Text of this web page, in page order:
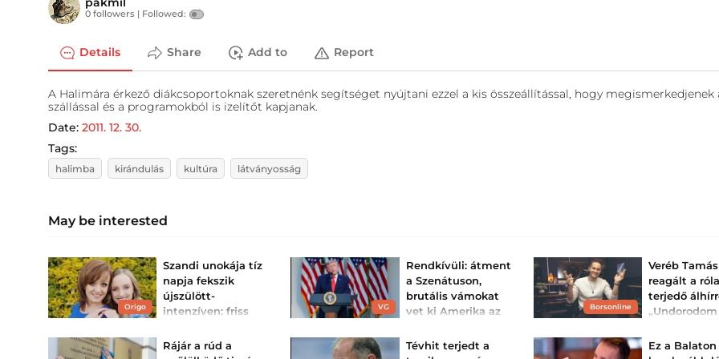
0 followers | Followed:
Details Share Add to Report
A Halimára érkező diákcsoportoknak szeretnénk segítséget nyújtani ezzel a kis összeállítással, hogy megismerkedjenek
szállással és a programokból is izelítőt kapjanak.
Date: 2011. 12. 30.
Tags:
halimba kirándulás kultúra látványosság
May be interested
Origo
Szandi unokája tíz
napja fekszik
újszülött-
intenzíven: friss
Vejének is üzent az
énekesnő.
VG
Rendkívüli: átment
a Szenátuson,
brutális vámokat
vet ki Amerika az
földgázra – Magy...
Borsonline
Veréb Tamás
reagált a róla
terjedő
interneten,
feleségével válik.
Rájár a rúd a
Tévhit terjedt a
Ez a Balaton